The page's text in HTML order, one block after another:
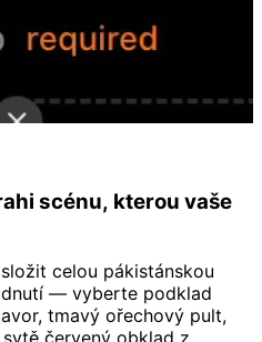
scénu, kterou vaše
celou pákistánskou
— vyberte podklad
tmavý ořechový pult,